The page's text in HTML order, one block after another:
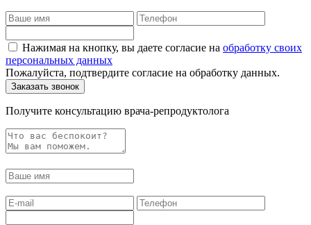
Нажимая на кнопку, вы даете согласие на обработку своих
персональных данных
Пожалуйста, подтвердите согласие на обработку данных.
Получите консультацию врача-репродуктолога